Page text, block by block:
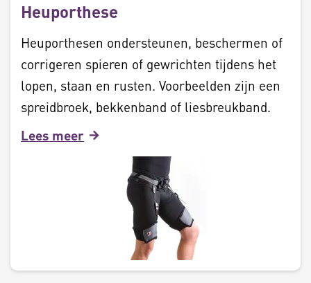
Heuporthese
Heuporthesen ondersteunen, beschermen of
corrigeren spieren of gewrichten tijdens het
lopen, staan en rusten. Voorbeelden zijn een
spreidbroek, bekkenband of liesbreukband.
Lees meer